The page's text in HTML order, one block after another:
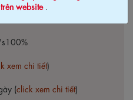
xem chi tiết)
(click xem chi tiết)
website